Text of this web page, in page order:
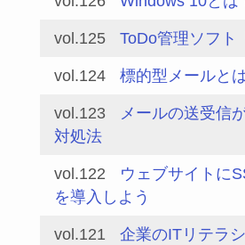
vol.125 ToDo管理ソフト
vol.124 標的型メールと
vol.123
メールの送受信
対処法
vol.122
ウェブサイトに
を導入しよう
vol.121 企業のITリテラ